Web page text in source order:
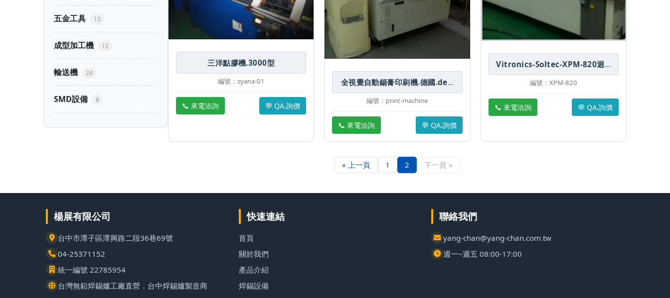
五金工具 13
成型加工機 12
輸送機 24
SMD設備 8
三洋點膠機.3000型
編號：syana-01
📞 來電洽詢 💬 QA.詢價
全視覺自動錫膏印刷機.德國.dek625型
編號：print-machine
📞 來電洽詢 💬 QA.詢價
Vitronics-Soltec-XPM-820迴焊爐
編號：XPM-820
📞 來電洽詢 💬 QA.詢價
« 上一頁 1 2 下一頁 »
楊展有限公司
台中市潭子區潭興路二段36巷69號
04-25371152
統一編號 22785954
台灣無鉛焊錫爐工廠直營．台中焊錫爐製造商
快速連結
首頁
關於我們
產品介紹
焊錫設備
聯絡我們
yang-chan@yang-chan.com.tw
週一~週五 08:00-17:00